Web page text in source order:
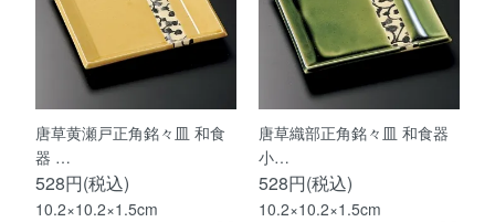
唐草黄瀬戸正角銘々皿 和食
器 …
528円(税込)
10.2×10.2×1.5cm
唐草織部正角銘々皿 和食器
小…
528円(税込)
10.2×10.2×1.5cm